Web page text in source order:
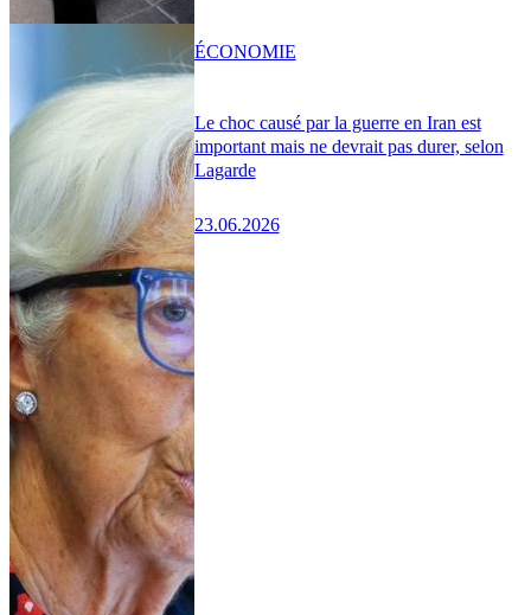
Le choc causé par la guerre en Iran est
important mais ne devrait pas durer, selon
Lagarde
23.06.2026
ÉCONOMIE